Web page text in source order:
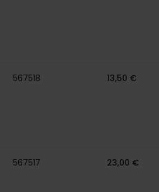
567518 13,50 €
567517 23,00 €